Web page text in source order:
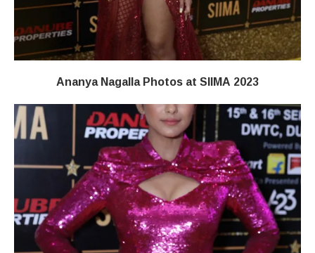
Ananya Nagalla Photos at SIIMA 2023